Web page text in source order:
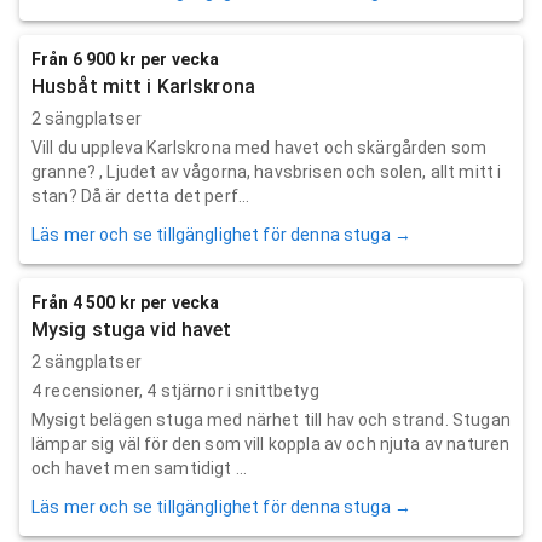
Från 6 900 kr per vecka
Husbåt mitt i Karlskrona
2 sängplatser
Vill du uppleva Karlskrona med havet och skärgården som
granne? , Ljudet av vågorna, havsbrisen och solen, allt mitt i
stan? Då är detta det perf...
Läs mer och se tillgänglighet för denna stuga →
Från 4 500 kr per vecka
Mysig stuga vid havet
2 sängplatser
4recensioner, 4 stjärnor i snittbetyg
Mysigt belägen stuga med närhet till hav och strand. Stugan
lämpar sig väl för den som vill koppla av och njuta av naturen
och havet men samtidigt ...
Läs mer och se tillgänglighet för denna stuga →